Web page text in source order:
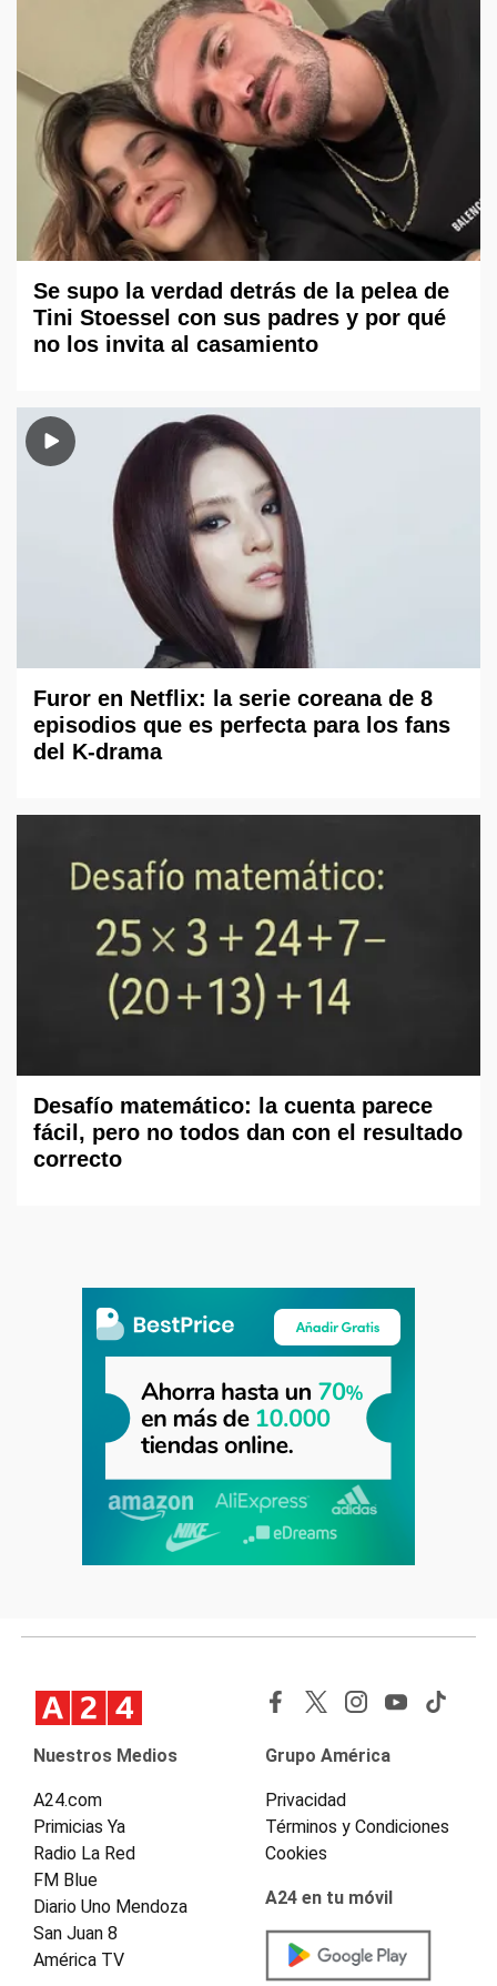
Se supo la verdad detrás de la pelea de
Tini Stoessel con sus padres y por qué
no los invita al casamiento
Furor en Netflix: la serie coreana de 8
episodios que es perfecta para los fans
del K-drama
Desafío matemático: la cuenta parece
fácil, pero no todos dan con el resultado
correcto
Nuestros Medios
A24.com
Primicias Ya
Radio La Red
FM Blue
Diario Uno Mendoza
San Juan 8
América TV
Grupo América
Privacidad
Términos y Condiciones
Cookies
A24 en tu móvil